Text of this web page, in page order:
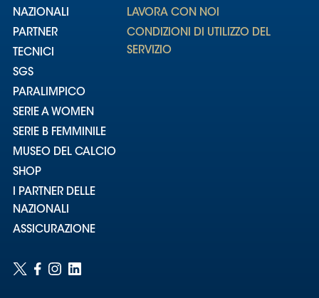
NAZIONALI
PARTNER
TECNICI
SGS
PARALIMPICO
SERIE A WOMEN
SERIE B FEMMINILE
MUSEO DEL CALCIO
SHOP
I PARTNER DELLE
NAZIONALI
ASSICURAZIONE
LAVORA CON NOI
CONDIZIONI DI UTILIZZO DEL
SERVIZIO